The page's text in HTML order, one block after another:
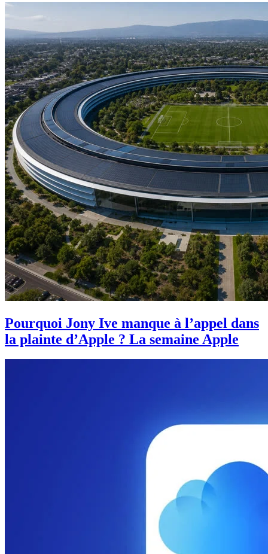
Pourquoi Jony Ive manque à l’appel dans
la plainte d’Apple ? La semaine Apple